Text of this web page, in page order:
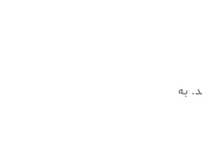
به